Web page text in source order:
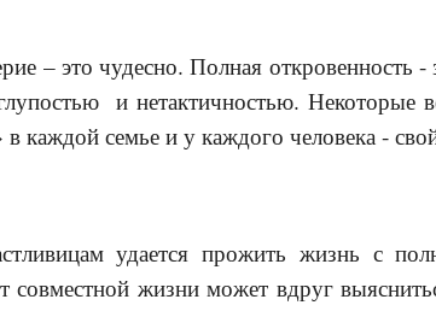
– это чудесно. Полная откровенность -
и нетактичностью. Некоторые
каждой семье и у каждого человека -
удается прожить жизнь с
совместной жизни может вдруг